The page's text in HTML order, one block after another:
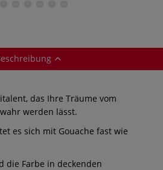
das Ihre Träume vom
werden lässt.
es sich mit Gouache fast wie
die Farbe in deckenden